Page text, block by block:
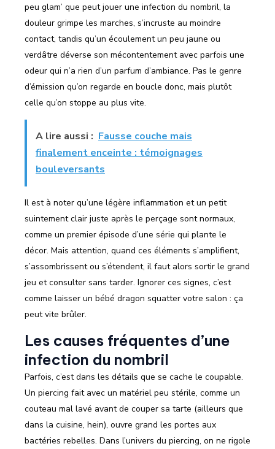
peu glam’ que peut jouer une infection du nombril, la
douleur grimpe les marches, s’incruste au moindre
contact, tandis qu’un écoulement un peu jaune ou
verdâtre déverse son mécontentement avec parfois une
odeur qui n’a rien d’un parfum d’ambiance. Pas le genre
d’émission qu’on regarde en boucle donc, mais plutôt
celle qu’on stoppe au plus vite.
A lire aussi : Fausse couche mais
finalement enceinte : témoignages
bouleversants
Il est à noter qu’une légère inflammation et un petit
suintement clair juste après le perçage sont normaux,
comme un premier épisode d’une série qui plante le
décor. Mais attention, quand ces éléments s’amplifient,
s’assombrissent ou s’étendent, il faut alors sortir le grand
jeu et consulter sans tarder. Ignorer ces signes, c’est
comme laisser un bébé dragon squatter votre salon : ça
peut vite brûler.
Les causes fréquentes d’une
infection du nombril
Parfois, c’est dans les détails que se cache le coupable.
Un piercing fait avec un matériel peu stérile, comme un
couteau mal lavé avant de couper sa tarte (ailleurs que
dans la cuisine, hein), ouvre grand les portes aux
bactéries rebelles. Dans l’univers du piercing, on ne rigole